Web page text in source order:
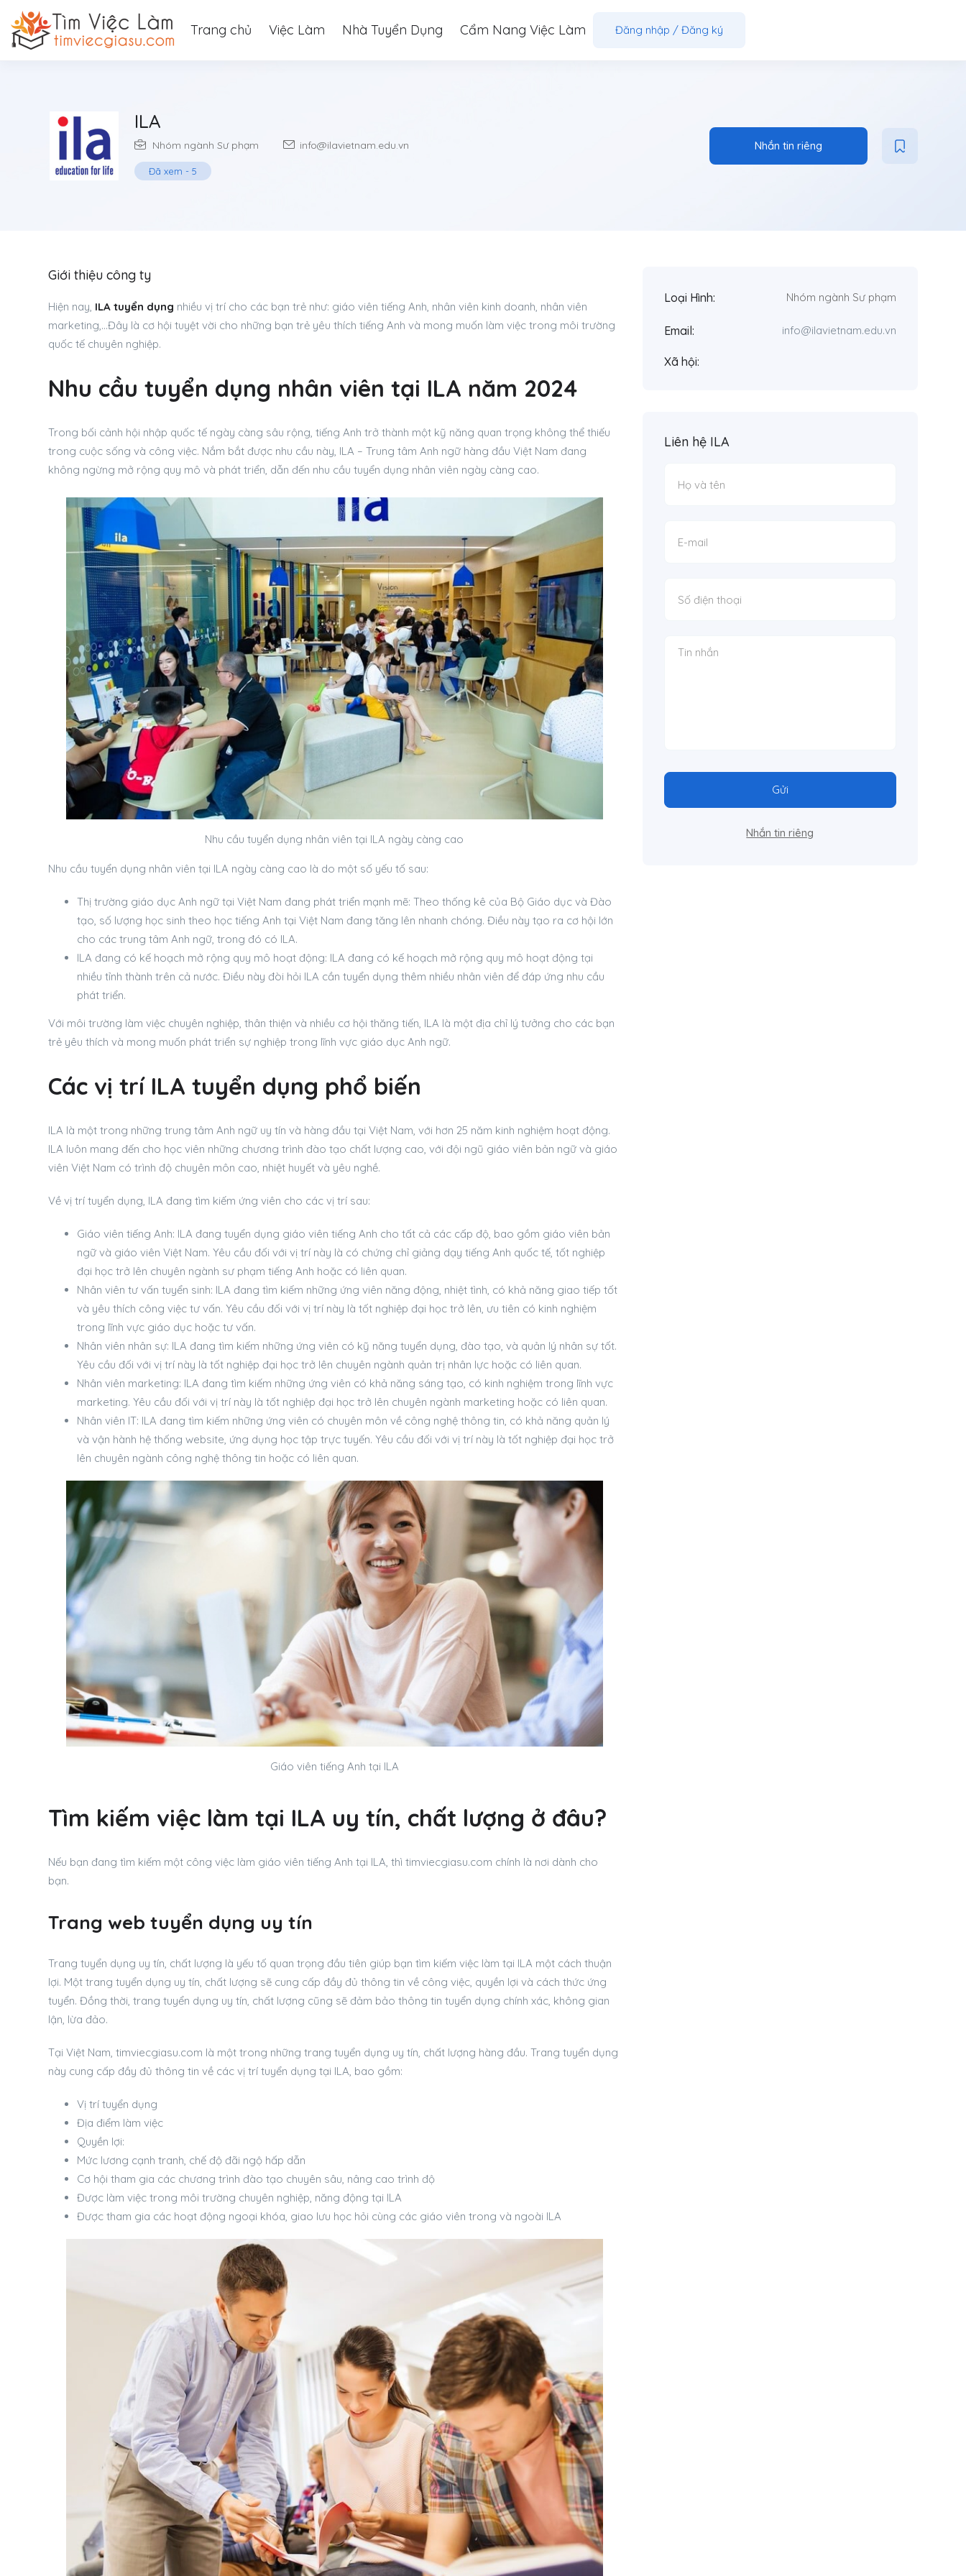
Trang chủ Việc Làm Nhà Tuyển Dụng Cẩm Nang Việc Làm Đăng nhập / Đăng ký
ILA
Nhóm ngành Sư phạm info@ilavietnam.edu.vn
Đã xem - 5
Nhắn tin riêng
Giới thiệu công ty
Hiện nay, ILA tuyển dụng nhiều vị trí cho các bạn trẻ như: giáo viên tiếng Anh, nhân viên kinh doanh, nhân viên
marketing,…Đây là cơ hội tuyệt vời cho những bạn trẻ yêu thích tiếng Anh và mong muốn làm việc trong môi trường
quốc tế chuyên nghiệp.
Nhu cầu tuyển dụng nhân viên tại ILA năm 2024
Trong bối cảnh hội nhập quốc tế ngày càng sâu rộng, tiếng Anh trở thành một kỹ năng quan trọng không thể thiếu
trong cuộc sống và công việc. Nắm bắt được nhu cầu này, ILA – Trung tâm Anh ngữ hàng đầu Việt Nam đang
không ngừng mở rộng quy mô và phát triển, dẫn đến nhu cầu tuyển dụng nhân viên ngày càng cao.
Nhu cầu tuyển dụng nhân viên tại ILA ngày càng cao
Nhu cầu tuyển dụng nhân viên tại ILA ngày càng cao là do một số yếu tố sau:
Thị trường giáo dục Anh ngữ tại Việt Nam đang phát triển mạnh mẽ: Theo thống kê của Bộ Giáo dục và Đào
tạo, số lượng học sinh theo học tiếng Anh tại Việt Nam đang tăng lên nhanh chóng. Điều này tạo ra cơ hội lớn
cho các trung tâm Anh ngữ, trong đó có ILA.
ILA đang có kế hoạch mở rộng quy mô hoạt động: ILA đang có kế hoạch mở rộng quy mô hoạt động tại
nhiều tỉnh thành trên cả nước. Điều này đòi hỏi ILA cần tuyển dụng thêm nhiều nhân viên để đáp ứng nhu cầu
phát triển.
Với môi trường làm việc chuyên nghiệp, thân thiện và nhiều cơ hội thăng tiến, ILA là một địa chỉ lý tưởng cho các bạn
trẻ yêu thích và mong muốn phát triển sự nghiệp trong lĩnh vực giáo dục Anh ngữ.
Các vị trí ILA tuyển dụng phổ biến
ILA là một trong những trung tâm Anh ngữ uy tín và hàng đầu tại Việt Nam, với hơn 25 năm kinh nghiệm hoạt động.
ILA luôn mang đến cho học viên những chương trình đào tạo chất lượng cao, với đội ngũ giáo viên bản ngữ và giáo
viên Việt Nam có trình độ chuyên môn cao, nhiệt huyết và yêu nghề.
Về vị trí tuyển dụng, ILA đang tìm kiếm ứng viên cho các vị trí sau:
Giáo viên tiếng Anh: ILA đang tuyển dụng giáo viên tiếng Anh cho tất cả các cấp độ, bao gồm giáo viên bản
ngữ và giáo viên Việt Nam. Yêu cầu đối với vị trí này là có chứng chỉ giảng dạy tiếng Anh quốc tế, tốt nghiệp
đại học trở lên chuyên ngành sư phạm tiếng Anh hoặc có liên quan.
Nhân viên tư vấn tuyển sinh: ILA đang tìm kiếm những ứng viên năng động, nhiệt tình, có khả năng giao tiếp tốt
và yêu thích công việc tư vấn. Yêu cầu đối với vị trí này là tốt nghiệp đại học trở lên, ưu tiên có kinh nghiệm
trong lĩnh vực giáo dục hoặc tư vấn.
Nhân viên nhân sự: ILA đang tìm kiếm những ứng viên có kỹ năng tuyển dụng, đào tạo, và quản lý nhân sự tốt.
Yêu cầu đối với vị trí này là tốt nghiệp đại học trở lên chuyên ngành quản trị nhân lực hoặc có liên quan.
Nhân viên marketing: ILA đang tìm kiếm những ứng viên có khả năng sáng tạo, có kinh nghiệm trong lĩnh vực
marketing. Yêu cầu đối với vị trí này là tốt nghiệp đại học trở lên chuyên ngành marketing hoặc có liên quan.
Nhân viên IT: ILA đang tìm kiếm những ứng viên có chuyên môn về công nghệ thông tin, có khả năng quản lý
và vận hành hệ thống website, ứng dụng học tập trực tuyến. Yêu cầu đối với vị trí này là tốt nghiệp đại học trở
lên chuyên ngành công nghệ thông tin hoặc có liên quan.
Giáo viên tiếng Anh tại ILA
Tìm kiếm việc làm tại ILA uy tín, chất lượng ở đâu?
Nếu bạn đang tìm kiếm một công việc làm giáo viên tiếng Anh tại ILA, thì timviecgiasu.com chính là nơi dành cho
bạn.
Trang web tuyển dụng uy tín
Trang tuyển dụng uy tín, chất lượng là yếu tố quan trọng đầu tiên giúp bạn tìm kiếm việc làm tại ILA một cách thuận
lợi. Một trang tuyển dụng uy tín, chất lượng sẽ cung cấp đầy đủ thông tin về công việc, quyền lợi và cách thức ứng
tuyển. Đồng thời, trang tuyển dụng uy tín, chất lượng cũng sẽ đảm bảo thông tin tuyển dụng chính xác, không gian
lận, lừa đảo.
Tại Việt Nam, timviecgiasu.com là một trong những trang tuyển dụng uy tín, chất lượng hàng đầu. Trang tuyển dụng
này cung cấp đầy đủ thông tin về các vị trí tuyển dụng tại ILA, bao gồm:
Vị trí tuyển dụng
Địa điểm làm việc
Quyền lợi:
Mức lương cạnh tranh, chế độ đãi ngộ hấp dẫn
Cơ hội tham gia các chương trình đào tạo chuyên sâu, nâng cao trình độ
Được làm việc trong môi trường chuyên nghiệp, năng động tại ILA
Được tham gia các hoạt động ngoại khóa, giao lưu học hỏi cùng các giáo viên trong và ngoài ILA
Loại Hình: Nhóm ngành Sư phạm
Email: info@ilavietnam.edu.vn
Xã hội:
Liên hệ ILA
Gửi
Nhắn tin riêng